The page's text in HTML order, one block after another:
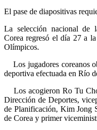
El pase de diapositivas
La selección nacional de
Corea regresó el día 27 a
Olímpicos.
Los jugadores coreanos
deportiva efectuada en Río
Los acogieron Ro Tu
Dirección de Deportes,
de Planificación, Kim Jong
de Corea y primer